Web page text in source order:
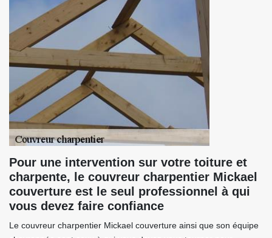
Pour une intervention sur votre toiture et
charpente, le couvreur charpentier Mickael
couverture est le seul professionnel à qui
vous devez faire confiance
Le couvreur charpentier Mickael couverture ainsi que son équipe